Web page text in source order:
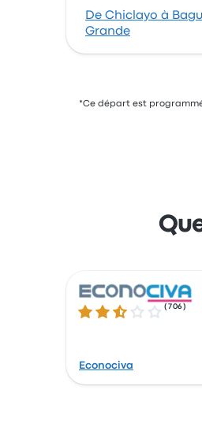
De Chiclayo à
Grande
*Ce départ est
2.5 sur 5 étoiles( 706 )
Econociva